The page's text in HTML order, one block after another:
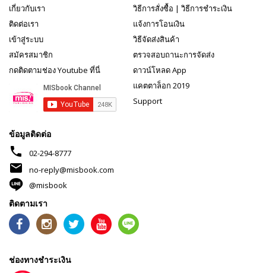
เกี่ยวกับเรา
ติดต่อเรา
เข้าสู่ระบบ
สมัครสมาชิก
กดติดตามช่อง Youtube ที่นี่
วิธีการสั่งซื้อ | วิธีการชำระเงิน
แจ้งการโอนเงิน
วิธีจัดส่งสินค้า
ตรวจสอบถานะการจัดส่ง
ดาวน์โหลด App
แคตตาล็อก 2019
Support
ข้อมูลติดต่อ
phone 02-294-8777
mail
no-reply@misbook.com
@misbook
ติดตามเรา
ช่องทางชำระเงิน